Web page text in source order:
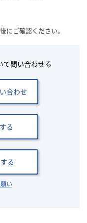
後にご確認ください。
問い合わせる
合わせ
る
る
い